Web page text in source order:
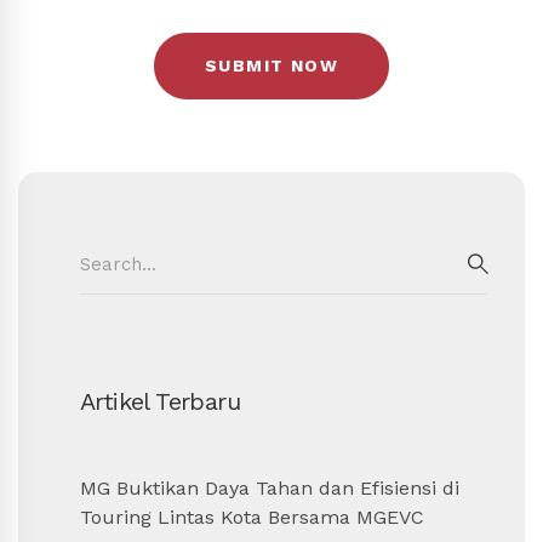
for:
Artikel Terbaru
MG Buktikan Daya Tahan dan Efisiensi di
Touring Lintas Kota Bersama MGEVC